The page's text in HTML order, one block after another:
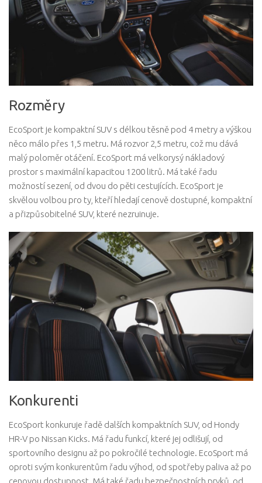
Rozměry
EcoSport je kompaktní SUV s délkou těsně pod 4 metry a výškou
něco málo přes 1,5 metru. Má rozvor 2,5 metru, což mu dává
malý poloměr otáčení. EcoSport má velkorysý nákladový
prostor s maximální kapacitou 1200 litrů. Má také řadu
možností sezení, od dvou do pěti cestujících. EcoSport je
skvělou volbou pro ty, kteří hledají cenově dostupné, kompaktní
a přizpůsobitelné SUV, které nezruinuje.
Konkurenti
EcoSport konkuruje řadě dalších kompaktních SUV, od Hondy
HR-V po Nissan Kicks. Má řadu funkcí, které jej odlišují, od
sportovního designu až po pokročilé technologie. EcoSport má
oproti svým konkurentům řadu výhod, od spotřeby paliva až po
cenovou dostupnost. Má také řadu bezpečnostních prvků, od